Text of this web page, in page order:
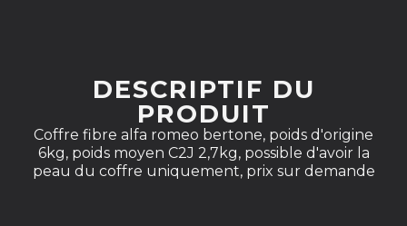
DESCRIPTIF DU
PRODUIT
Coffre fibre alfa romeo bertone, poids d'origine
6kg, poids moyen C2J 2,7kg, possible d'avoir la
peau du coffre uniquement, prix sur demande